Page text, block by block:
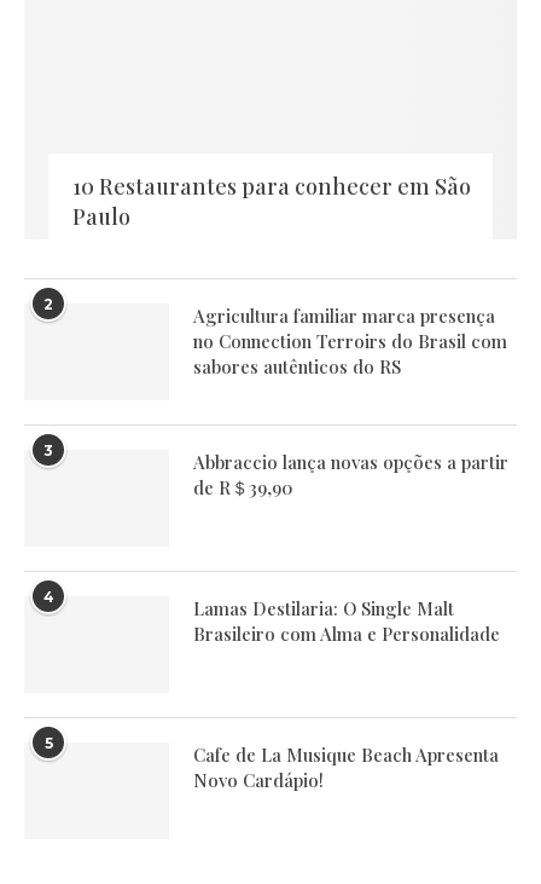
10 Restaurantes para conhecer em São
Paulo
2
Agricultura familiar marca presença
no Connection Terroirs do Brasil com
sabores autênticos do RS
3
Abbraccio lança novas opções a partir
de R＄39,90
4
Lamas Destilaria: O Single Malt
Brasileiro com Alma e Personalidade
5
Cafe de La Musique Beach Apresenta
Novo Cardápio!